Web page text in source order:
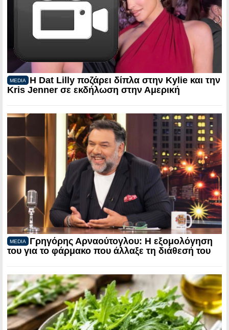
MEDIA
Η Dat Lilly ποζάρει δίπλα στην Kylie και την
Kris Jenner σε εκδήλωση στην Αμερική
MEDIA
Γρηγόρης Αρναούτογλου: Η εξομολόγηση
του για το φάρμακο που άλλαξε τη διάθεσή του